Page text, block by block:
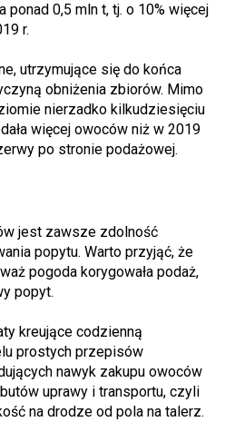
ponad 0,5 mln t, tj. o 10% więcej
r.
utrzymujące się do końca
obniżenia zbiorów. Mimo
nierzadko kilkudziesięciu
więcej owoców niż w 2019
po stronie podażowej.
jest zawsze zdolność
popytu. Warto przyjąć, że
pogoda korygowała podaż,
popyt.
kreujące codzienną
prostych przepisów
nawyk zakupu owoców
uprawy i transportu, czyli
na drodze od pola na talerz.